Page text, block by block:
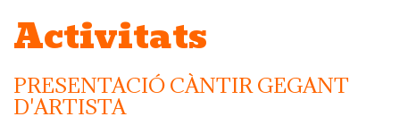
Activitats
PRESENTACIÓ CÀNTIR GEGANT
D'ARTISTA